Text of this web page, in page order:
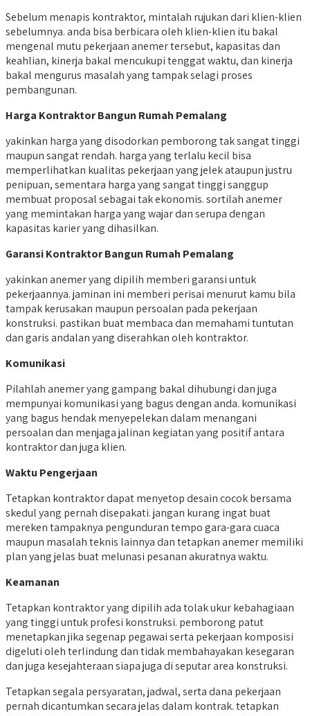
Sebelum menapis kontraktor, mintalah rujukan dari klien-klien
sebelumnya. anda bisa berbicara oleh klien-klien itu bakal
mengenal mutu pekerjaan anemer tersebut, kapasitas dan
keahlian, kinerja bakal mencukupi tenggat waktu, dan kinerja
bakal mengurus masalah yang tampak selagi proses
pembangunan.
Harga Kontraktor Bangun Rumah Pemalang
yakinkan harga yang disodorkan pemborong tak sangat tinggi
maupun sangat rendah. harga yang terlalu kecil bisa
memperlihatkan kualitas pekerjaan yang jelek ataupun justru
penipuan, sementara harga yang sangat tinggi sanggup
membuat proposal sebagai tak ekonomis. sortilah anemer
yang memintakan harga yang wajar dan serupa dengan
kapasitas karier yang dihasilkan.
Garansi Kontraktor Bangun Rumah Pemalang
yakinkan anemer yang dipilih memberi garansi untuk
pekerjaannya. jaminan ini memberi perisai menurut kamu bila
tampak kerusakan maupun persoalan pada pekerjaan
konstruksi. pastikan buat membaca dan memahami tuntutan
dan garis andalan yang diserahkan oleh kontraktor.
Komunikasi
Pilahlah anemer yang gampang bakal dihubungi dan juga
mempunyai komunikasi yang bagus dengan anda. komunikasi
yang bagus hendak menyepelekan dalam menangani
persoalan dan menjaga jalinan kegiatan yang positif antara
kontraktor dan juga klien.
Waktu Pengerjaan
Tetapkan kontraktor dapat menyetop desain cocok bersama
skedul yang pernah disepakati. jangan kurang ingat buat
mereken tampaknya pengunduran tempo gara-gara cuaca
maupun masalah teknis lainnya dan tetapkan anemer memiliki
plan yang jelas buat melunasi pesanan akuratnya waktu.
Keamanan
Tetapkan kontraktor yang dipilih ada tolak ukur kebahagiaan
yang tinggi untuk profesi konstruksi. pemborong patut
menetapkan jika segenap pegawai serta pekerjaan komposisi
digeluti oleh terlindung dan tidak membahayakan kesegaran
dan juga kesejahteraan siapa juga di seputar area konstruksi.
Tetapkan segala persyaratan, jadwal, serta dana pekerjaan
pernah dicantumkan secara jelas dalam kontrak. tetapkan